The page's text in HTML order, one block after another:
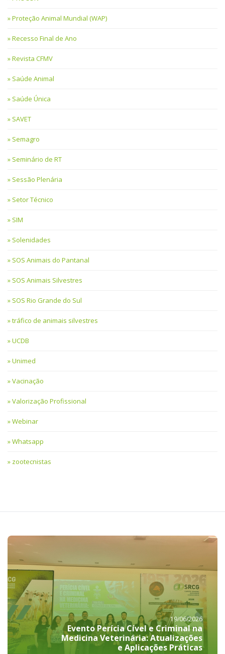
Proteção Animal Mundial (WAP)
Recesso Final de Ano
Revista CFMV
Saúde Animal
Saúde Única
SAVET
Semagro
Seminário de RT
Sessão Plenária
Setor Técnico
SIM
Solenidades
SOS Animais do Pantanal
SOS Animais Silvestres
SOS Rio Grande do Sul
tráfico de animais silvestres
UCDB
Unimed
Vacinação
Valorização Profissional
Webinar
Whatsapp
zootecnistas
19/06/2026
Evento Perícia Cível e Criminal na
Medicina Veterinária: Atualizações
e Aplicações Práticas